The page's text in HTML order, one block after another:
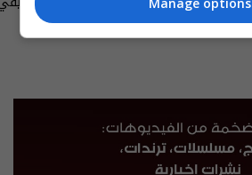
الى ١٤ آب ٢٠٢٦ | 2026